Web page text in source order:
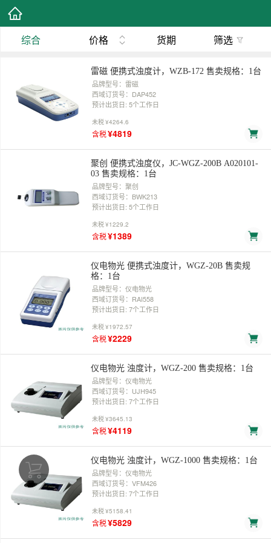
综合 价格 货期 筛选
雷磁 便携式浊度计，WZB-172 售卖规格：1台
品牌型号：雷磁
西域订货号：DAP452
预计出货日: 5个工作日
未税¥4264.6
含税¥4819
聚创 便携式浊度仪，JC-WGZ-200B A020101-
03 售卖规格：1台
品牌型号：聚创
西域订货号：BWK213
预计出货日: 5个工作日
未税¥1229.2
含税¥1389
仪电物光 便携式浊度计，WGZ-20B 售卖规
格：1台
品牌型号：仪电物光
西域订货号：RAI558
预计出货日: 7个工作日
未税¥1972.57
含税¥2229
仪电物光 浊度计，WGZ-200 售卖规格：1台
品牌型号：仪电物光
西域订货号：UJH945
预计出货日: 7个工作日
未税¥3645.13
含税¥4119
仪电物光 浊度计，WGZ-1000 售卖规格：1台
品牌型号：仪电物光
西域订货号：VFM426
预计出货日: 7个工作日
未税¥5158.41
含税¥5829